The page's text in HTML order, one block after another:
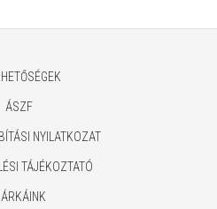
ÁSZF
NYILATKOZAT
TÁJÉKOZTATÓ